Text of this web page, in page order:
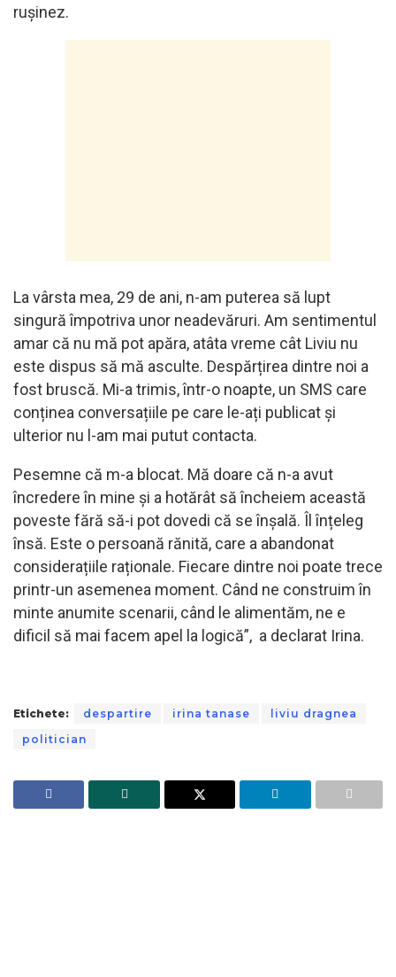
rușinez.
La vârsta mea, 29 de ani, n-am puterea să lupt
singură împotriva unor neadevăruri. Am sentimentul
amar că nu mă pot apăra, atâta vreme cât Liviu nu
este dispus să mă asculte. Despărțirea dintre noi a
fost bruscă. Mi-a trimis, într-o noapte, un SMS care
conținea conversațiile pe care le-ați publicat și
ulterior nu l-am mai putut contacta.
Pesemne că m-a blocat. Mă doare că n-a avut
încredere în mine și a hotărât să încheiem această
poveste fără să-i pot dovedi că se înșală. Îl înțeleg
însă. Este o persoană rănită, care a abandonat
considerațiile raționale. Fiecare dintre noi poate trece
printr-un asemenea moment. Când ne construim în
minte anumite scenarii, când le alimentăm, ne e
dificil să mai facem apel la logică”, a declarat Irina.
Etichete: despartire irina tanase
liviu dragnea
politician